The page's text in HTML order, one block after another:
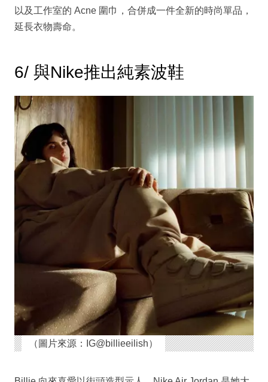
以及工作室的 Acne 圍巾，合併成一件全新的時尚單品，
延長衣物壽命。
6/ 與Nike推出純素波鞋
（圖片來源：IG@billieeilish）